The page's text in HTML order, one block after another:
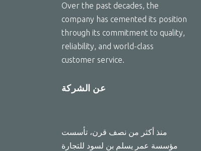
Over the past decades, the
company has cemented its position
through its commitment to quality,
reliability, and world-class
customer service.
عن الشركة
منذ أكثر من نصف قرن، تأسست
مؤسسة عمر يسلم بن لسود للتجارة